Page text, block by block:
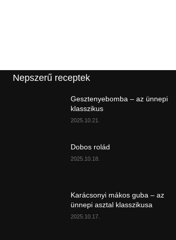
Nepszerű receptek
Gesztenyebomba – az ünnepi
klasszikus
2025.10.21.
Dobos rolád
2025.10.18.
Karácsonyi mákos guba – az
ünnepi asztal klasszikusa
2025.10.17.